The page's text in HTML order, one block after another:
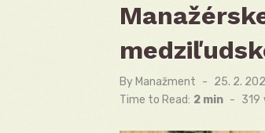
By Manažment
Posted
on
25. 2.
Time to Read: 2 min - 319